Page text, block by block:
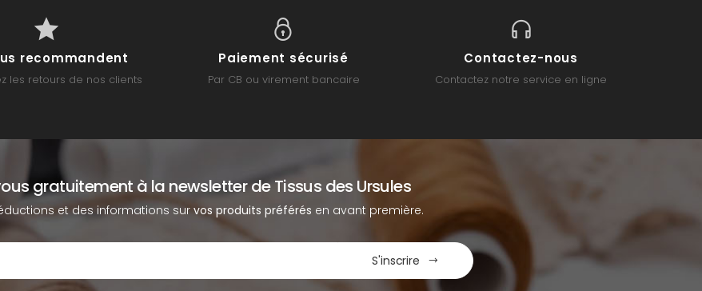
recommandent
les retours de nos clients
Paiement sécurisé
Par CB ou virement bancaire
Contactez-nous
Contactez notre service en ligne
gratuitement à la newsletter de Tissus des Ursules
et des informations survos produits préférés en avant première.
S'inscrire